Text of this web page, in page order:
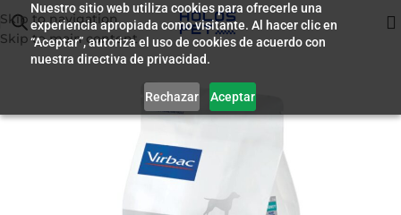
Nuestro sitio web utiliza cookies para ofrecerle una
experiencia apropiada como visitante. Al hacer clic en
“Aceptar”, autoriza el uso de cookies de acuerdo con
nuestra directiva de privacidad.
Rechazar Aceptar
Skip to navigation
Skip to main content
Inicio/Alimento para Perros